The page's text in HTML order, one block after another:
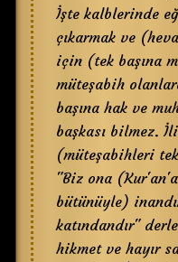
İşte kalblerinde
çıkarmak ve
için (tek başına
müteşabih
başına hak ve
başkası bilmez.
(müteşabihleri
"Biz ona
bütünüyle)
katındandır"
hikmet ve hayır